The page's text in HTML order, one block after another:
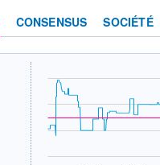
CONSENSUS SOCIÉTÉ